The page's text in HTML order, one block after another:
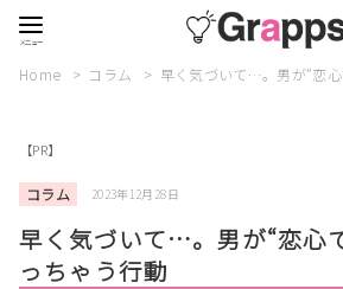
Home コラム 早く気づいて…。男が“恋
【PR】
コラム 2023年12月28日
早く気づいて…。男が“恋心
っちゃう行動